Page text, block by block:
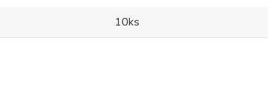
10ks